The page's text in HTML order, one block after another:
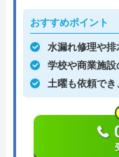
おすすめポイント
水漏れ修理や
学校や商業施
土曜も依頼で